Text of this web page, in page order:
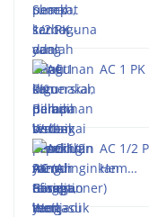
AC 1
AC 1/2
Hem…